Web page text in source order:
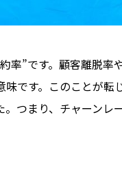
率”です。顧客離脱
です。このことが
。つまり、チャーン